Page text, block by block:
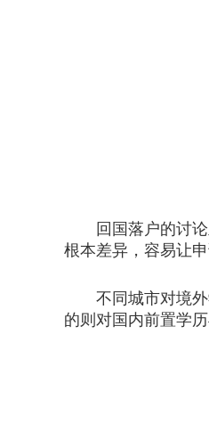
回国落户的讨论
根本差异，容易让
不同城市对境外
的则对国内前置学